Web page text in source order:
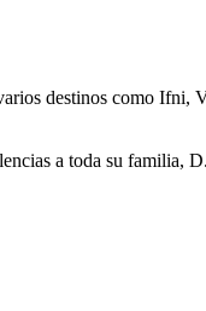
destinos como Ifni,
a toda su familia,